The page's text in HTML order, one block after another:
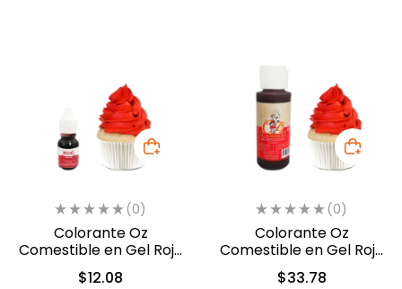
(0)
Colorante Oz
Comestible en Gel Rojo
10 ml (551)
$12.08
(0)
Colorante Oz
Comestible en Gel Rojo
60 ml (5311)
$33.78